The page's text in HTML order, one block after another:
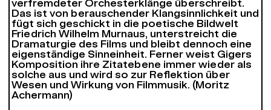
verfremdeter Orchesterklänge überschreibt.
Das ist von berauschender Klangsinnlichkeit und
fügt sich geschickt in die poetische Bildwelt
Friedrich Wilhelm Murnaus, unterstreicht die
Dramaturgie des Films und bleibt dennoch eine
eigenständige Sinneinheit. Ferner weist Gigers
Komposition ihre Zitatebene immer wieder als
solche aus und wird so zur Reflektion über
Wesen und Wirkung von Filmmusik. (Moritz
Achermann)